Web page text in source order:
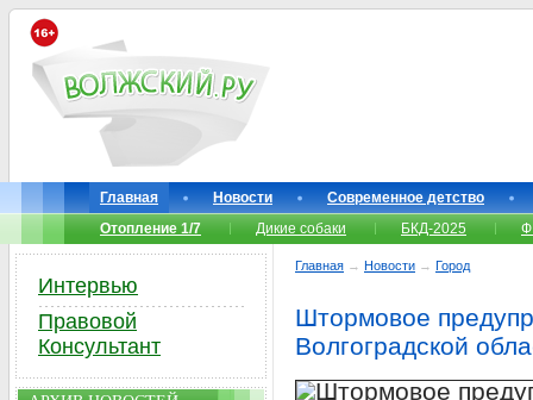
Главная Новости
Современное детство
Отопление 1/7
Дикие собаки БКД-2025
Главная → Новости → Город
Штормовое
Волгоградской
Интервью
Правовой
Консультант